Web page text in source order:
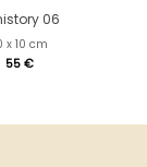
06
x 10 cm
55 €